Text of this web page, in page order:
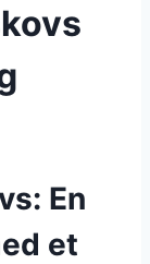
En
et